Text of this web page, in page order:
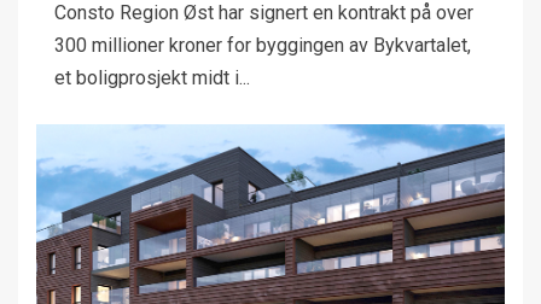
Consto Region Øst har signert en kontrakt på over
300 millioner kroner for byggingen av Bykvartalet,
et boligprosjekt midt i...